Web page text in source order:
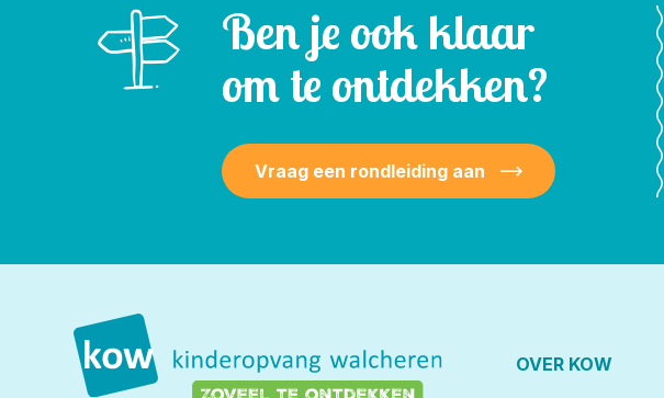
Ben je ook klaar
om te ontdekken?
Vraag een rondleiding aan
OVER KOW